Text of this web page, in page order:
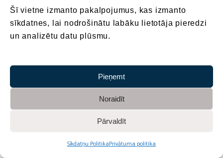
Šī vietne izmanto pakalpojumus, kas izmanto
sīkdatnes, lai nodrošinātu labāku lietotāja pieredzi
un analizētu datu plūsmu.
Pieņemt
Noraidīt
Pārvaldīt
Sīkdatņu PolitikaPrivātuma politika
Sadarbībā ar